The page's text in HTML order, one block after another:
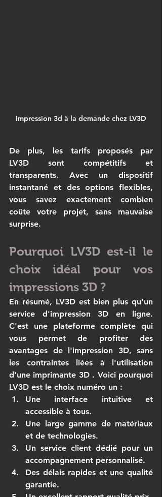
Impression 3d à la demande chez LV3D
LV3D sont compétitifs et
transparents. Avec un dispositif
instantané et des options flexibles,
vous savez exactement combien
coûte votre projet, sans mauvaise
surprise.
Pourquoi LV3D est-il le
choix idéal pour vos
impressions 3D ?
En résumé, LV3D est bien plus qu'un
service d'impression 3D en ligne.
C'est une plateforme complète qui
vous permet de profiter des
avantages de l'impression 3D, sans
les contraintes liées à l'utilisation
d'une imprimante 3D
LV3D est le choix numéro un :
Une interface intuitive et
accessible à tous.
Une large gamme de matériaux
et de technologies.
Un service client dédié pour un
accompagnement personnalisé.
Des délais rapides et une qualité
garantie.